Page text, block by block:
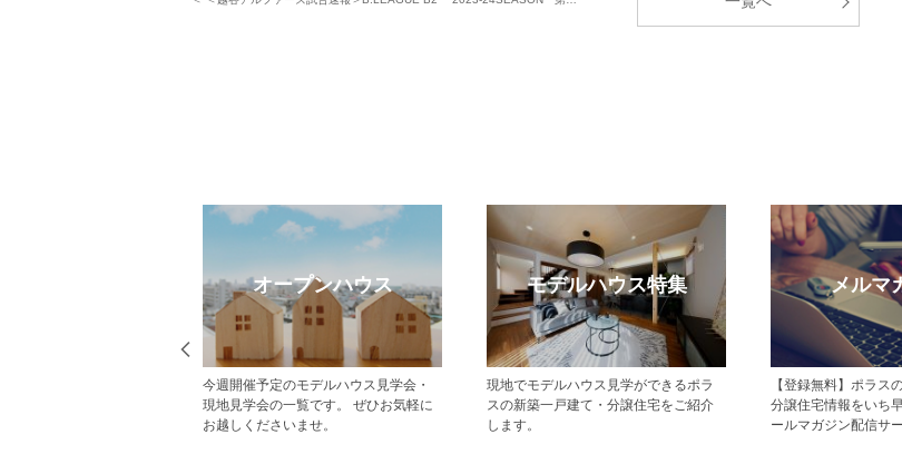
オープンハウス
今週開催予定のモデルハウス見学会・
現地見学会の一覧です。 ぜひお気軽に
お越しくださいませ。
モデルハウス特集
現地でモデルハウス見学ができるポラ
スの新築一戸建て・分譲住宅をご紹介
します。
メルマ
【登録無料】ポラス
分譲住宅情報をいち
ールマガジン配信サ